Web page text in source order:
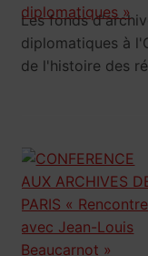
Les fonds
diplomatiques à
de l'histoire des